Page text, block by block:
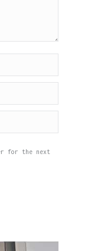
for the next